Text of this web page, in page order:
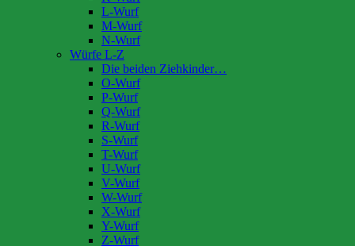
L-Wurf
M-Wurf
N-Wurf
Würfe L-Z
Die beiden Ziehkinder…
O-Wurf
P-Wurf
Q-Wurf
R-Wurf
S-Wurf
T-Wurf
U-Wurf
V-Wurf
W-Wurf
X-Wurf
Y-Wurf
Z-Wurf